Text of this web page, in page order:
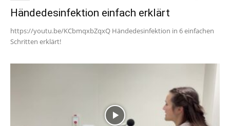
Händedesinfektion einfach erklärt
https://youtu.be/KCbmqxbZqxQ Händedesinfektion in 6 einfachen
Schritten erklärt!